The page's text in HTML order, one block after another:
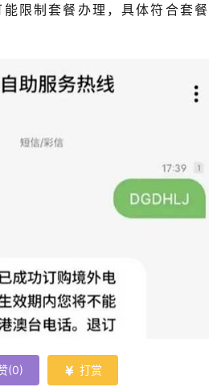
限制套餐办理，具体符合套餐
(0)  打赏